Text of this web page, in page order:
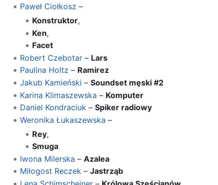
Paweł Ciołkosz –
Konstruktor,
Ken,
Facet
Robert Czebotar– Lars
Paulina Holtz – Ramirez
Jakub Kamieński – Soundset męski #2
Karina Klimaszewska – Komputer
Daniel Kondraciuk– Spiker radiowy
Weronika Łukaszewska –
Rey,
Smuga
Iwona Milerska – Azalea
Miłogost Reczek– Jastrząb